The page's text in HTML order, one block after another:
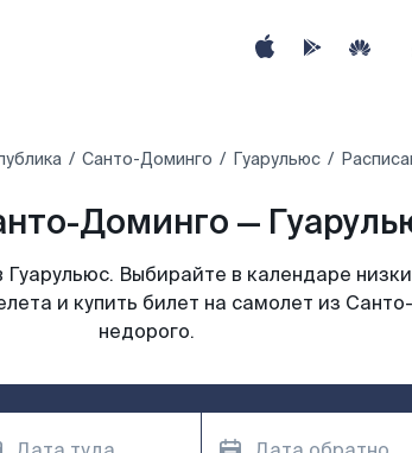
Санто-Доминго Гуарульюс
Доминго —
Выбирайте в календаре
и купить билет на самолет из
недорого.